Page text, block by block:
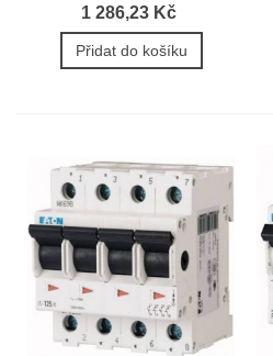
1 286,23 Kč
Přidat do košíku